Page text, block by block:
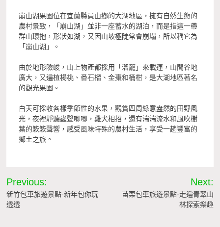
崩山湖果園位在宜蘭縣員山鄉的大湖地區，擁有自然生態的
農村景致，「崩山湖」並非一座蓄水的湖泊，而是指這一帶
群山環抱，形狀如湖，又因山坡極陡常會崩塌，所以稱它為
「崩山湖」。
由於地形險峻，山上物產都採用「溜籠」來載運，山間谷地
廣大，又遍植楊桃、番石榴、金棗和桶柑，是大湖地區著名
的觀光果園。
白天可採收各樣季節性的水果，觀賞四周綠意盎然的田野風
光，夜裡靜聽蟲聲唧唧，雞犬相招，還有湍湍流水和風吹樹
葉的簌簌聲響，感受風味特殊的農村生活，享受一趟豐富的
鄉土之旅。
文
章
Previous:
新竹包車旅遊景點-新年包你玩
透透
Next:
苗栗包車旅遊景點-走遍青翠山
林探索樂趣